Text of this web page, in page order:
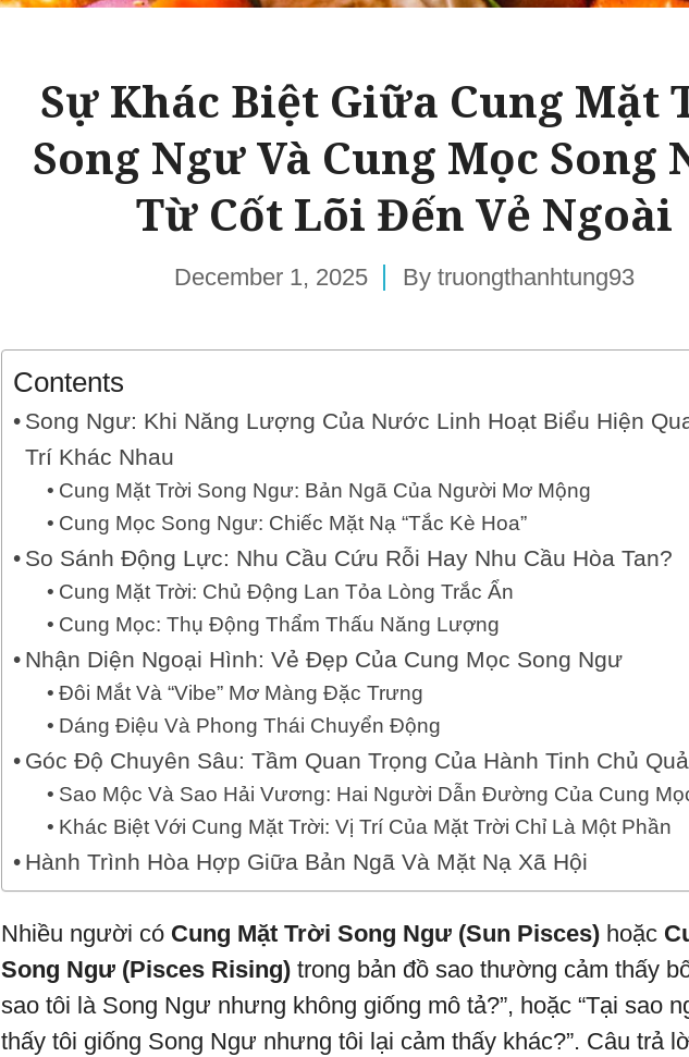
Sự Khác Biệt Giữa Cung Mặt
Song Ngư Và Cung Mọc Song
Từ Cốt Lõi Đến Vẻ Ngoài
December 1, 2025 By truongthanhtung93
Contents
Song Ngư: Khi Năng Lượng Của Nước Linh Hoạt Biểu Hiện
Trí Khác Nhau
Cung Mặt Trời Song Ngư: Bản Ngã Của Người Mơ Mộng
Cung Mọc Song Ngư: Chiếc Mặt Nạ “Tắc Kè Hoa”
So Sánh Động Lực: Nhu Cầu Cứu Rỗi Hay Nhu Cầu Hòa Tan?
Cung Mặt Trời: Chủ Động Lan Tỏa Lòng Trắc Ẩn
Cung Mọc: Thụ Động Thẩm Thấu Năng Lượng
Nhận Diện Ngoại Hình: Vẻ Đẹp Của Cung Mọc Song Ngư
Đôi Mắt Và “Vibe” Mơ Màng Đặc Trưng
Dáng Điệu Và Phong Thái Chuyển Động
Góc Độ Chuyên Sâu: Tầm Quan Trọng Của Hành Tinh Chủ
Sao Mộc Và Sao Hải Vương: Hai Người Dẫn Đường Của Cung
Khác Biệt Với Cung Mặt Trời: Vị Trí Của Mặt Trời Chỉ Là Một Phần
Hành Trình Hòa Hợp Giữa Bản Ngã Và Mặt Nạ Xã Hội
Nhiều người có Cung Mặt Trời Song Ngư (Sun Pisces) hoặc
Song Ngư (Pisces Rising) trong bản đồ sao thường cảm thấy
sao tôi là Song Ngư nhưng không giống mô tả?”, hoặc “Tại sao
thấy tôi giống Song Ngư nhưng tôi lại cảm thấy khác?”. Câu trả